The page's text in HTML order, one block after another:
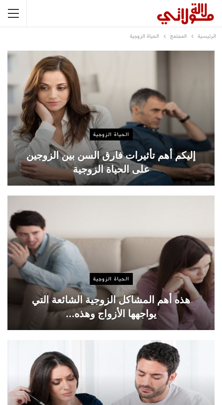
الرئيسية المجتمع الحياة الزوجية
الحياة الزوجية
إليكم أهم تأثيرات فارق السن بين الزوجين
على الحياة الزوجية
الحياة الزوجية
هذه أهم المشاكل الزوجية الشائعة التي
يواجهها الأزواج وهذه…